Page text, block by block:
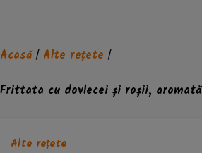
Acasă/ Alte rețete /
Frittata cu dovlecei și roșii,
Alte rețete